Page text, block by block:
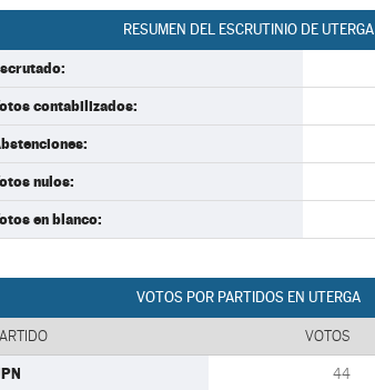
RESUMEN DEL ESCRUTINIO DE UTERGA
contabilizados:
nulos:
en blanco:
VOTOS POR PARTIDOS EN UTERGA
VOTOS
44